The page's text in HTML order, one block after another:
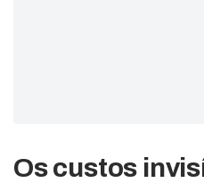
Os custos